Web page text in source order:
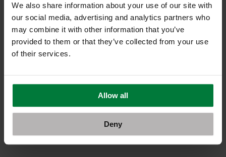
We also share information about your use of our site with
our social media, advertising and analytics partners who
may combine it with other information that you’ve
provided to them or that they’ve collected from your use
of their services.
Allow all
Deny
Ομοίως, σε συγγενείς ασθενών με συστηματικό
ερυθηματώδη λύκο (και ως εκ τούτου σε
αυξημένο κίνδυνο για την ασθένεια) η σύντομη
διάρκεια ύπνου συσχετίστηκε με την τελική
μετάβαση των συγγενών αυτών στον
συστηματικό ερυθηματώδη λύκο.
επιβεβαιώνεται από μελέτες σε ζώα. Σε
ποντίκια με γενετική προδιάθεση να αναπτύξουν
στέρηση ύπνου, που εφαρμόστηκε σε ηλικία
που τα ζώα ήταν ακόμη κλινικά υγιή, προκάλεσε
πρώιμη έναρξη της νόσου.